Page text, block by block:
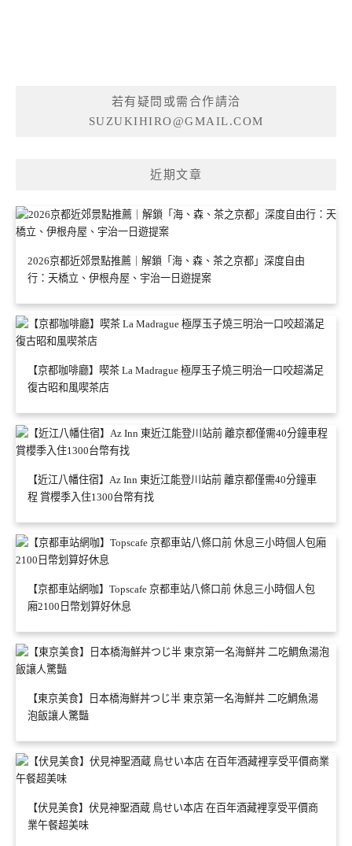
若有疑問或需合作請洽
SUZUKIHIRO@GMAIL.COM
近期文章
2026京都近郊景點推薦｜解鎖「海、森、茶之京都」深度自由
行：天橋立、伊根舟屋、宇治一日遊提案
【京都咖啡廳】喫茶 La Madrague 極厚玉子燒三明治一口咬超滿足
復古昭和風喫茶店
【近江八幡住宿】Az Inn 東近江能登川站前 離京都僅需40分鐘車
程 賞櫻季入住1300台幣有找
【京都車站網咖】Topscafe 京都車站八條口前 休息三小時個人包
廂2100日幣划算好休息
【東京美食】日本橋海鮮丼つじ半 東京第一名海鮮丼 二吃鯛魚湯
泡飯讓人驚豔
【伏見美食】伏見神聖酒蔵 鳥せい本店 在百年酒藏裡享受平價商
業午餐超美味